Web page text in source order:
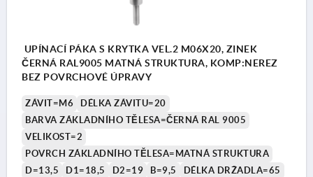
UPÍNACÍ PÁKA S KRYTKA VEL.2 M06X20, ZINEK
ČERNÁ RAL9005 MATNÁ STRUKTURA, KOMP:NEREZ
BEZ POVRCHOVÉ ÚPRAVY
ZÁVIT=M6
DÉLKA ZÁVITU=20
BARVA ZÁKLADNÍHO TĚLESA=ČERNÁ RAL 9005
VELIKOST=2
POVRCH ZÁKLADNÍHO TĚLESA=MATNÁ STRUKTURA
D=13,5
D1=18,5 D2=19 B=9,5
DÉLKA DRŽADLA=65